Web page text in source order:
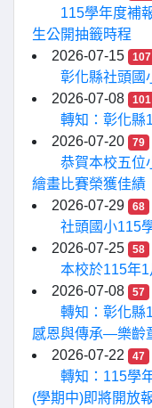
115學年度補
生公開抽籤時程
2026-07-15
107
彰化縣社頭國
2026-07-08
101
轉知：彰化縣
2026-07-20
79
恭賀本校五位
繪畫比賽榮獲佳績
2026-07-29
68
社頭國小115
2026-07-25
58
本校於115年
2026-07-08
57
轉知：彰化縣
感恩與傳承—樂齡
2026-07-22
47
轉知：115學
(學期中)即將開放